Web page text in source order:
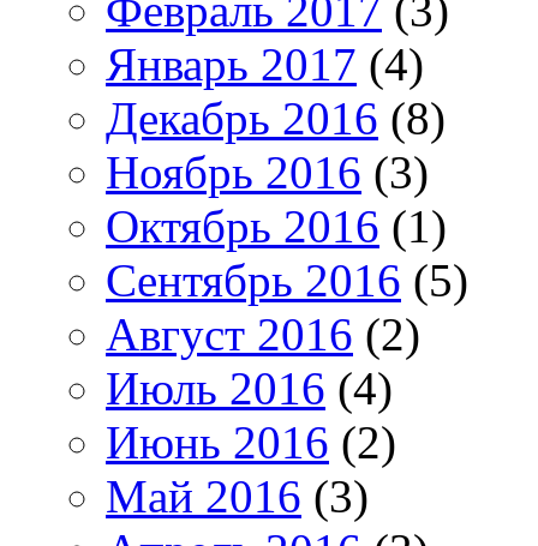
Февраль 2017 (3)
Январь 2017 (4)
Декабрь 2016 (8)
Ноябрь 2016 (3)
Октябрь 2016 (1)
Сентябрь 2016 (5)
Август 2016 (2)
Июль 2016 (4)
Июнь 2016 (2)
Май 2016 (3)